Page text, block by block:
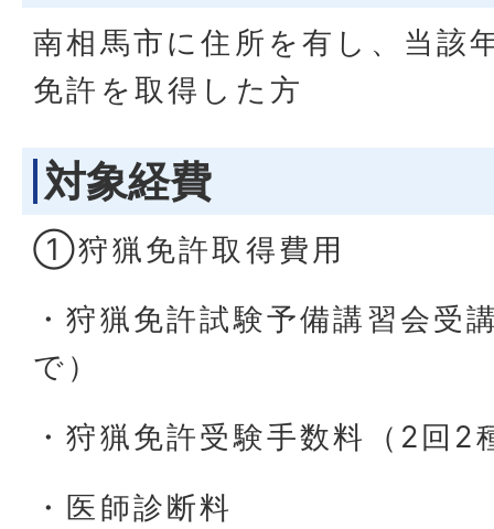
南相馬市に住所を有し、当該
免許を取得した方
対象経費
①狩猟免許取得費用
・狩猟免許試験予備講習会受
で）
・狩猟免許受験手数料（2回2
・医師診断料